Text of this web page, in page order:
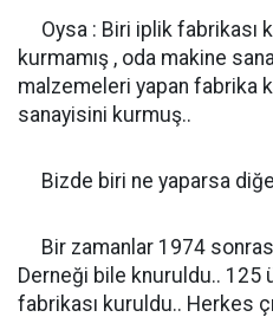
Oysa : Biri iplik fabrikası
kurmamış , oda makine
malzemeleri yapan fabrika
sanayisini kurmuş..
Bizde biri ne yaparsa
Bir zamanlar 1974
Derneği bile knuruldu.. 125
fabrikası kuruldu.. Herkes